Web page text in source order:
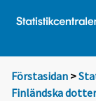
Förstasidan >
Finländska